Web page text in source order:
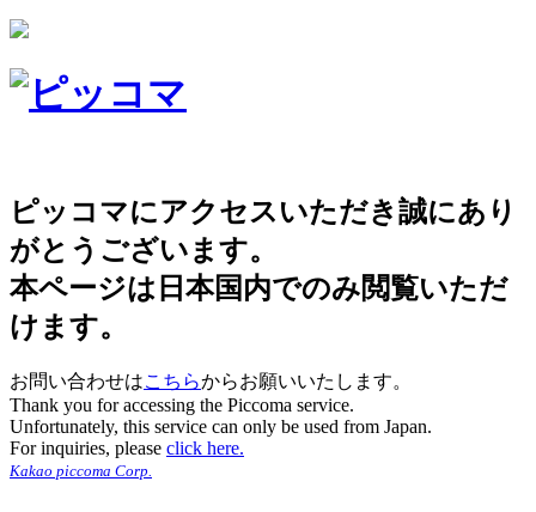
ピッコマにアクセスいただき誠にあり
がとうございます。
本ページは日本国内でのみ閲覧いただ
けます。
お問い合わせはこちらからお願いいたします。
Thank you for accessing the Piccoma service.
Unfortunately, this service can only be used from Japan.
For inquiries, please click here.
Kakao piccoma Corp.